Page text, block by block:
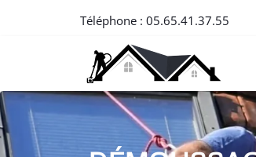
Téléphone : 05.65.41.37.55